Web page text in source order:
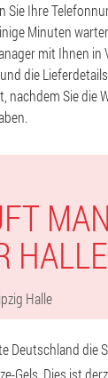
Sie Ihre
Minuten
mit Ihnen in
die
nachdem Sie die
Halle
Deutschland die
Gels. Dies ist